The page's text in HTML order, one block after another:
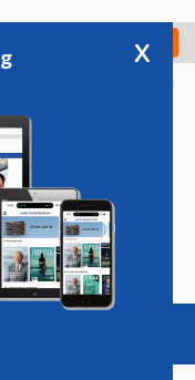
Check in
Vacatures
x